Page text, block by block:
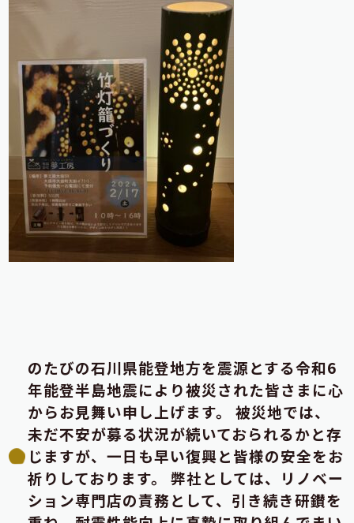
のたびの石川県能登地方を震源とする令和6
年能登半島地震により被災された皆さまに心
からお見舞い申し上げます。 被災地では、
未だ不安が募る状況が続いておられるかと存
じますが、一日も早い復興と皆様の安全をお
祈りしております。 弊社としては、リノベー
ション専門店の責務として、引き続き研鑚を